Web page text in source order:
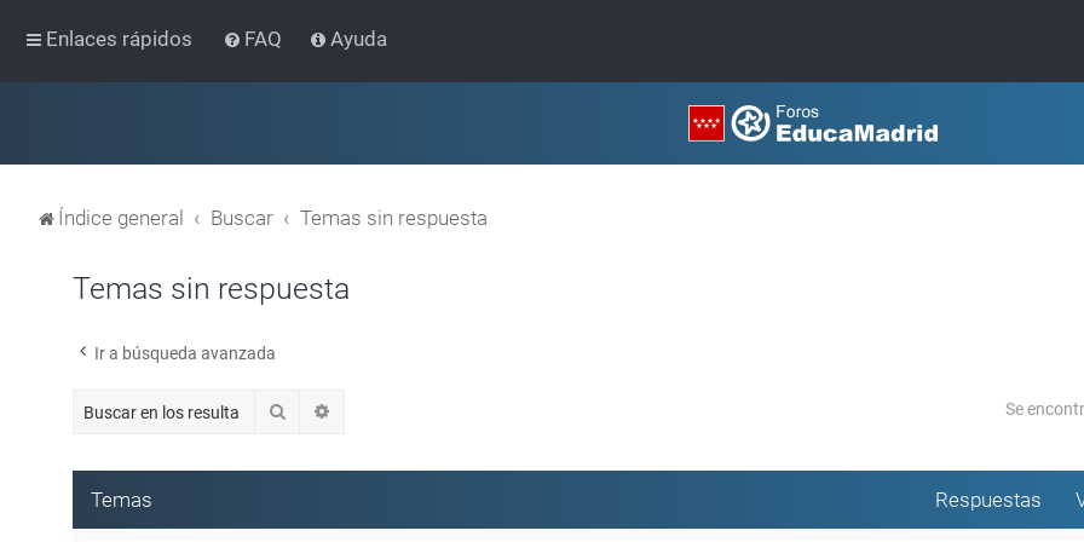
Enlaces rápidos FAQ Ayuda
Índice general Buscar Temas sin respuesta
Temas sin respuesta
Ir a búsqueda avanzada
Buscar Se
Temas Respuestas